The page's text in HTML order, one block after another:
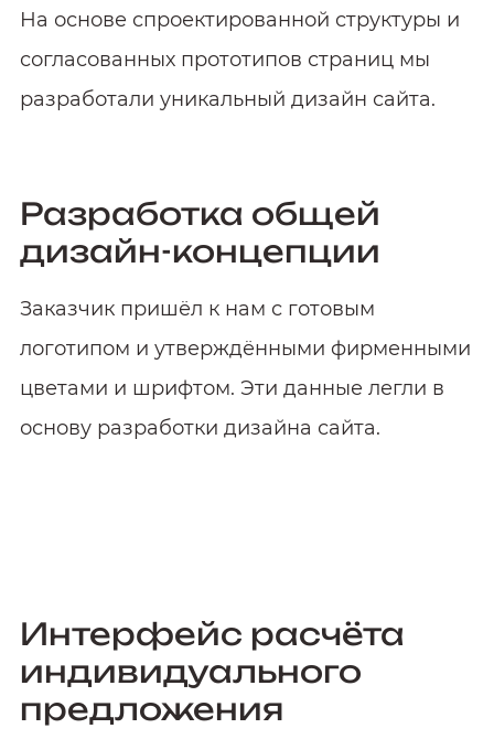
На основе спроектированной структуры и
согласованных прототипов страниц мы
разработали уникальный дизайн сайта.
Разработка общей
дизайн-концепции
Заказчик пришёл к нам с готовым
логотипом и утверждёнными фирменными
цветами и шрифтом. Эти данные легли в
основу разработки дизайна сайта.
Интерфейс расчёта
индивидуального
предложения